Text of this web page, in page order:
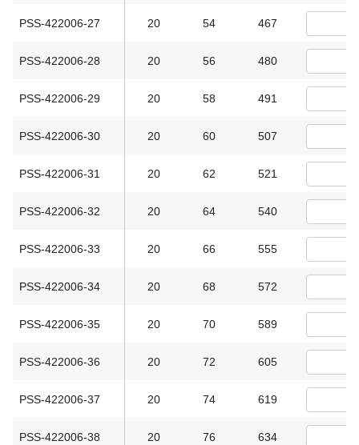
PSS-422006-27 20 54 467
PSS-422006-28 20 56 480
PSS-422006-29 20 58 491
PSS-422006-30 20 60 507
PSS-422006-31 20 62 521
PSS-422006-32 20 64 540
PSS-422006-33 20 66 555
PSS-422006-34 20 68 572
PSS-422006-35 20 70 589
PSS-422006-36 20 72 605
PSS-422006-37 20 74 619
PSS-422006-38 20 76 634